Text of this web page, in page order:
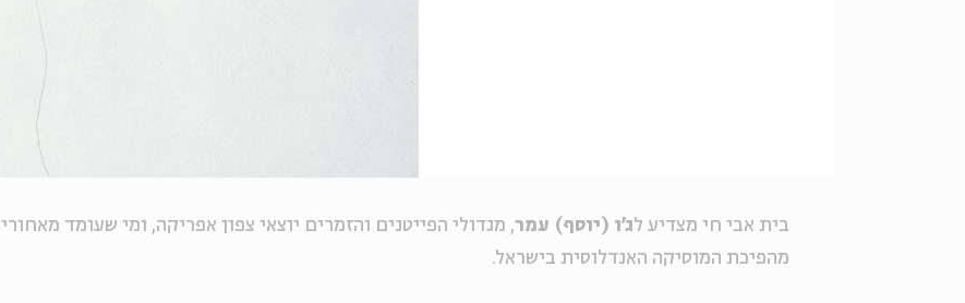
בית אבי חי מצדיע לג'ו (יוסף) עמר, מגדולי הפייטנים והזמרים יוצאי צפון אפריקה, ומי שעומד מאחורי
מהפיכת המוסיקה האנדלוסית בישראל.